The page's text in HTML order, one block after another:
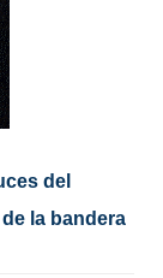
del
la bandera